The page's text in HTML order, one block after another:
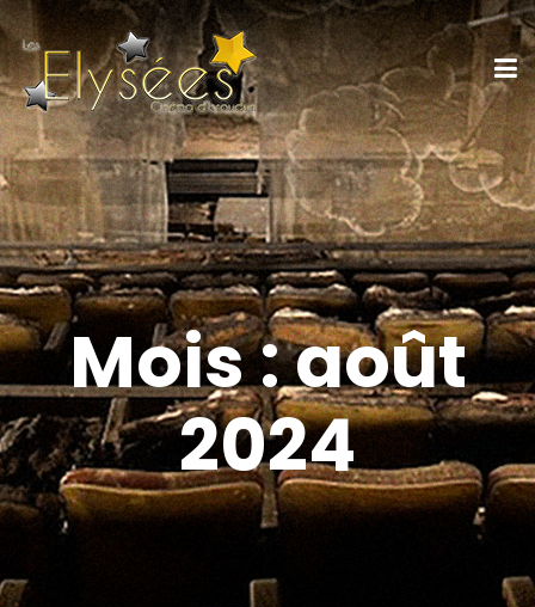
Mois :août
2024